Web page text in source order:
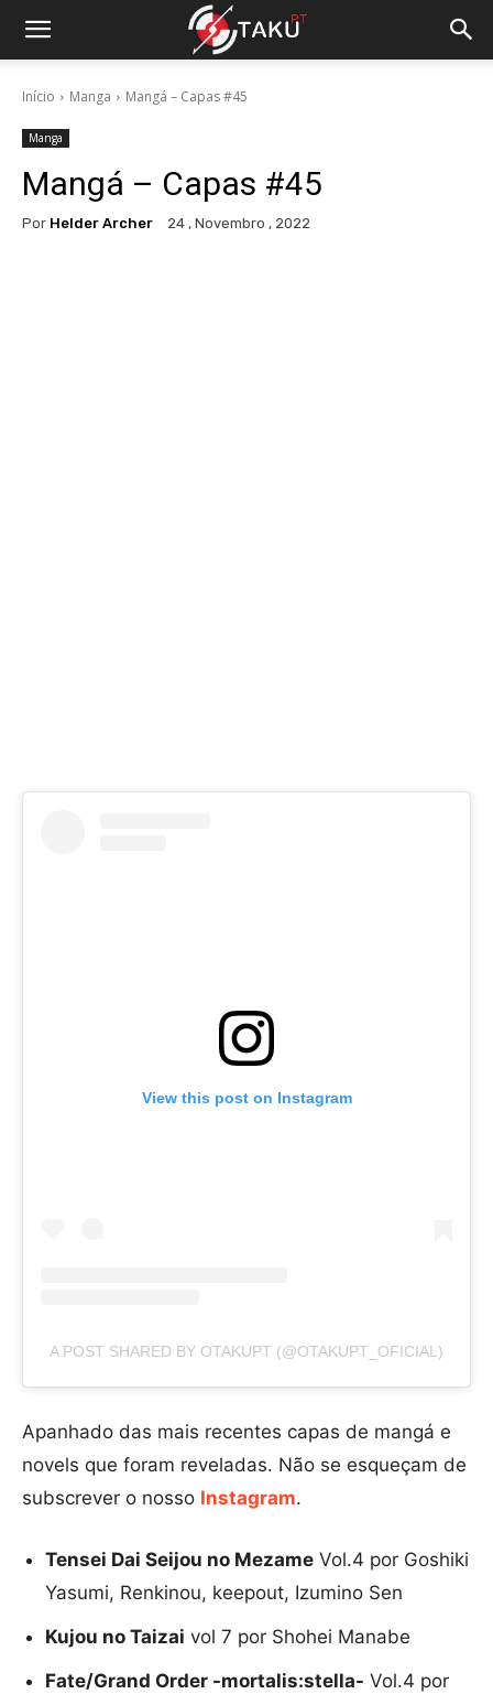
Início Manga Mangá – Capas #45
Manga
Mangá – Capas #45
Por Helder Archer 24 , Novembro , 2022
View this post on Instagram
A POST SHARED BY OTAKUPT (@OTAKUPT_OFICIAL)
Apanhado das mais recentes capas de mangá e
novels que foram reveladas. Não se esqueçam de
subscrever o nosso Instagram.
Tensei Dai Seijou no Mezame Vol.4 por Goshiki
Yasumi, Renkinou, keepout, Izumino Sen
Kujou no Taizai vol 7 por Shohei Manabe
Fate/Grand Order -mortalis:stella- Vol.4 por